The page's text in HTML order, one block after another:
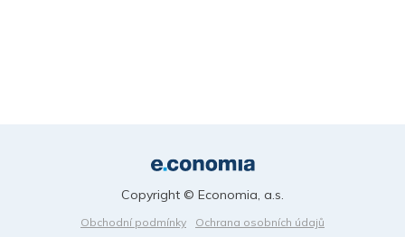
Obchodní podmínky
Ochrana osobních údajů
Copyright © Economia, a.s.